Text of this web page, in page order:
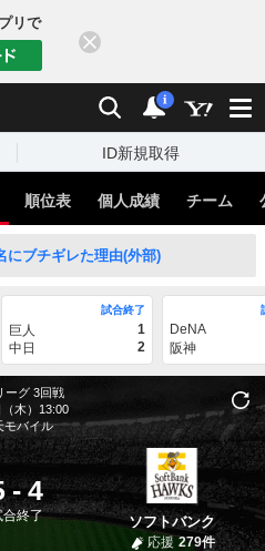
リで
検索 通知
i
ID新規取得
順位表 個人成績 チーム
にブチギレた理由(外部)
試合終了
巨人
1
中日
2
DeNA
阪神
ーグ 3回戦
木）13:00
モバイル
- 4
合終了 ソフトバンク
応援 279件